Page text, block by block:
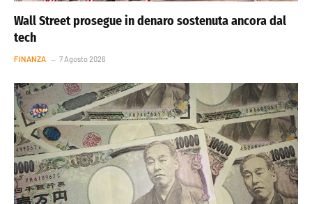
Wall Street prosegue in denaro sostenuta ancora dal
tech
FINANZA 7 Agosto 2026